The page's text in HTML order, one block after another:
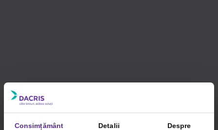
Consimțământ Detalii Despre